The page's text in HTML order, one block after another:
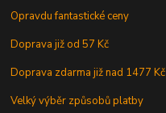
Opravdu fantastické ceny
Doprava již od 57 Kč
Doprava zdarma již nad 1477 Kč
Velký výběr způsobů platby